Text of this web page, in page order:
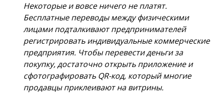
Некоторые и вовсе ничего не платят.
Бесплатные переводы между физическими
лицами подталкивают предпринимателей
регистрировать индивидуальные коммерческие
предприятия. Чтобы перевести деньги за
покупку, достаточно открыть приложение и
сфотографировать QR-код, который многие
продавцы приклеивают на витрины.